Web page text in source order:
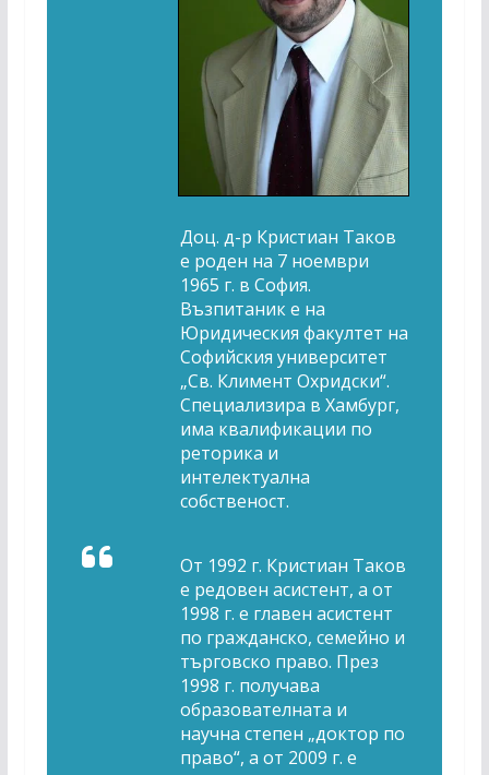
Доц. д-р Кристиан Таков
e роден на 7 ноември
1965 г. в София.
Възпитаник е на
Юридическия факултет на
Софийския университет
„Св. Климент Охридски“.
Специализира в Хамбург,
има квалификации по
реторика и
интелектуална
собственост.
От 1992 г. Кристиан Таков
е редовен асистент, а от
1998 г. е главен асистент
по гражданско, семейно и
търговско право. През
1998 г. получава
образователната и
научна степен „доктор по
право“, а от 2009 г. е